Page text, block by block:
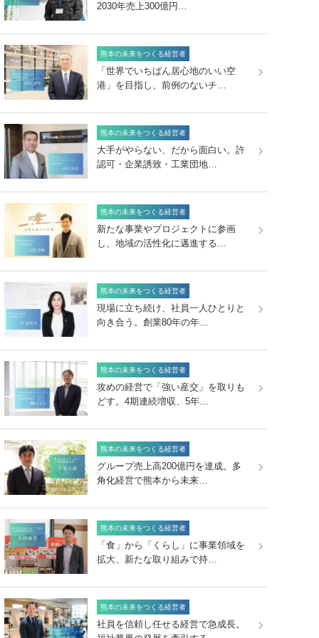
2030年売上300億円…
熊本の未来をつくる経営者
「世界でいちばん居心地のいい空
港」を目指し、前例のないチ…
熊本の未来をつくる経営者
大手がやらない、だから面白い。許
認可・企業誘致・工業団地…
熊本の未来をつくる経営者
新たな事業やプロジェクトに参画
し、地域の活性化に邁進する…
熊本の未来をつくる経営者
現場に立ち続け、社員一人ひとりと
向き合う。創業80年の年…
熊本の未来をつくる経営者
攻めの経営で「強い産交」を取りも
どす。4期連続増収、5年…
熊本の未来をつくる経営者
グループ売上高200億円を達成。多
角化経営で熊本から未来…
熊本の未来をつくる経営者
「食」から「くらし」に事業領域を
拡大、新たな取り組みで持…
熊本の未来をつくる経営者
社員を信頼し任せる経営で急成長。